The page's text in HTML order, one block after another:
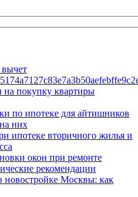
покупку квартиры
по ипотеке для айтишников
них
ипотеке вторичного жилья и
окон при ремонте
рекомендации
новостройке Москвы: как